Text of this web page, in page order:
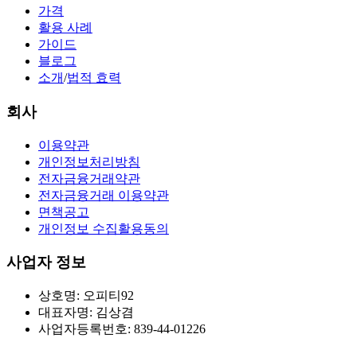
가격
활용 사례
가이드
블로그
소개/법적 효력
회사
이용약관
개인정보처리방침
전자금융거래약관
전자금융거래 이용약관
면책공고
개인정보 수집활용동의
사업자 정보
상호명: 오피티92
대표자명: 김상겸
사업자등록번호: 839-44-01226